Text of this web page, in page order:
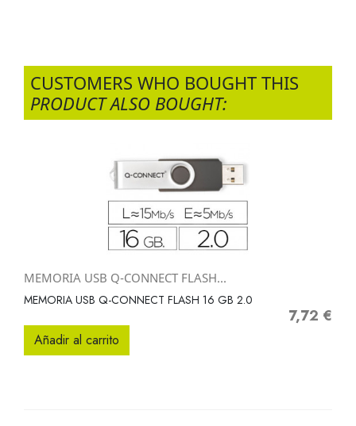
CUSTOMERS WHO BOUGHT THIS
PRODUCT ALSO BOUGHT:
MEMORIA USB Q-CONNECT FLASH...
MEMORIA USB Q-CONNECT FLASH 16 GB 2.0
Precio
7,72 €
Añadir al carrito